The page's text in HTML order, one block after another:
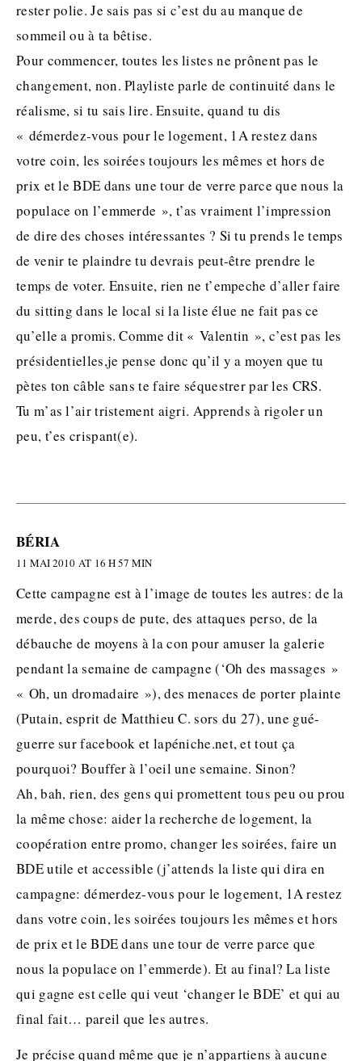
rester polie. Je sais pas si c’est du au manque de
sommeil ou à ta bêtise.
Pour commencer, toutes les listes ne prônent pas le
changement, non. Playliste parle de continuité dans le
réalisme, si tu sais lire. Ensuite, quand tu dis
« démerdez-vous pour le logement, 1A restez dans
votre coin, les soirées toujours les mêmes et hors de
prix et le BDE dans une tour de verre parce que nous la
populace on l’emmerde », t’as vraiment l’impression
de dire des choses intéressantes ? Si tu prends le temps
de venir te plaindre tu devrais peut-être prendre le
temps de voter. Ensuite, rien ne t’empeche d’aller faire
du sitting dans le local si la liste élue ne fait pas ce
qu’elle a promis. Comme dit « Valentin », c’est pas les
présidentielles,je pense donc qu’il y a moyen que tu
pètes ton câble sans te faire séquestrer par les CRS.
Tu m’as l’air tristement aigri. Apprends à rigoler un
peu, t’es crispant(e).
BÉRIA
11 MAI 2010 AT 16 H 57 MIN
Cette campagne est à l’image de toutes les autres: de la
merde, des coups de pute, des attaques perso, de la
débauche de moyens à la con pour amuser la galerie
pendant la semaine de campagne (‘Oh des massages »
« Oh, un dromadaire »), des menaces de porter plainte
(Putain, esprit de Matthieu C. sors du 27), une gué-
guerre sur facebook et lapéniche.net, et tout ça
pourquoi? Bouffer à l’oeil une semaine. Sinon?
Ah, bah, rien, des gens qui promettent tous peu ou prou
la même chose: aider la recherche de logement, la
coopération entre promo, changer les soirées, faire un
BDE utile et accessible (j’attends la liste qui dira en
campagne: démerdez-vous pour le logement, 1A restez
dans votre coin, les soirées toujours les mêmes et hors
de prix et le BDE dans une tour de verre parce que
nous la populace on l’emmerde). Et au final? La liste
qui gagne est celle qui veut ‘changer le BDE’ et qui au
final fait… pareil que les autres.
Je précise quand même que je n’appartiens à aucune